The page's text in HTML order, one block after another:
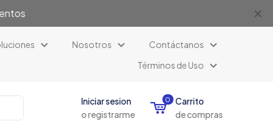
✕
Nosotros
Contáctanos
Términos de Uso
Iniciar sesion
o registrarme
0
Carrito
de compras